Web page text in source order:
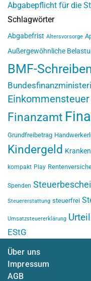
Abgabepflicht für die
Schlagwörter
Abgabefrist Altersvorsorge
Außergewöhnliche
BMF-
Einkommensteuer
Finanzamt
Grundfreibetrag
Kindergeld
kompakt Play
Spenden
Steuererstattung steuerfrei
Umsatzsteuererklärung Urteil
EStG
Über uns
Impressum
AGB